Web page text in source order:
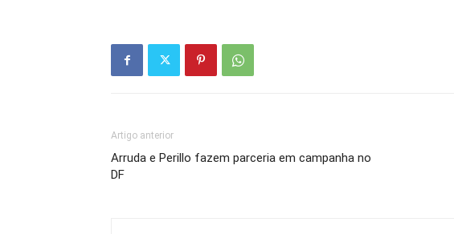
Artigo anterior
Arruda e Perillo fazem parceria em campanha no
DF